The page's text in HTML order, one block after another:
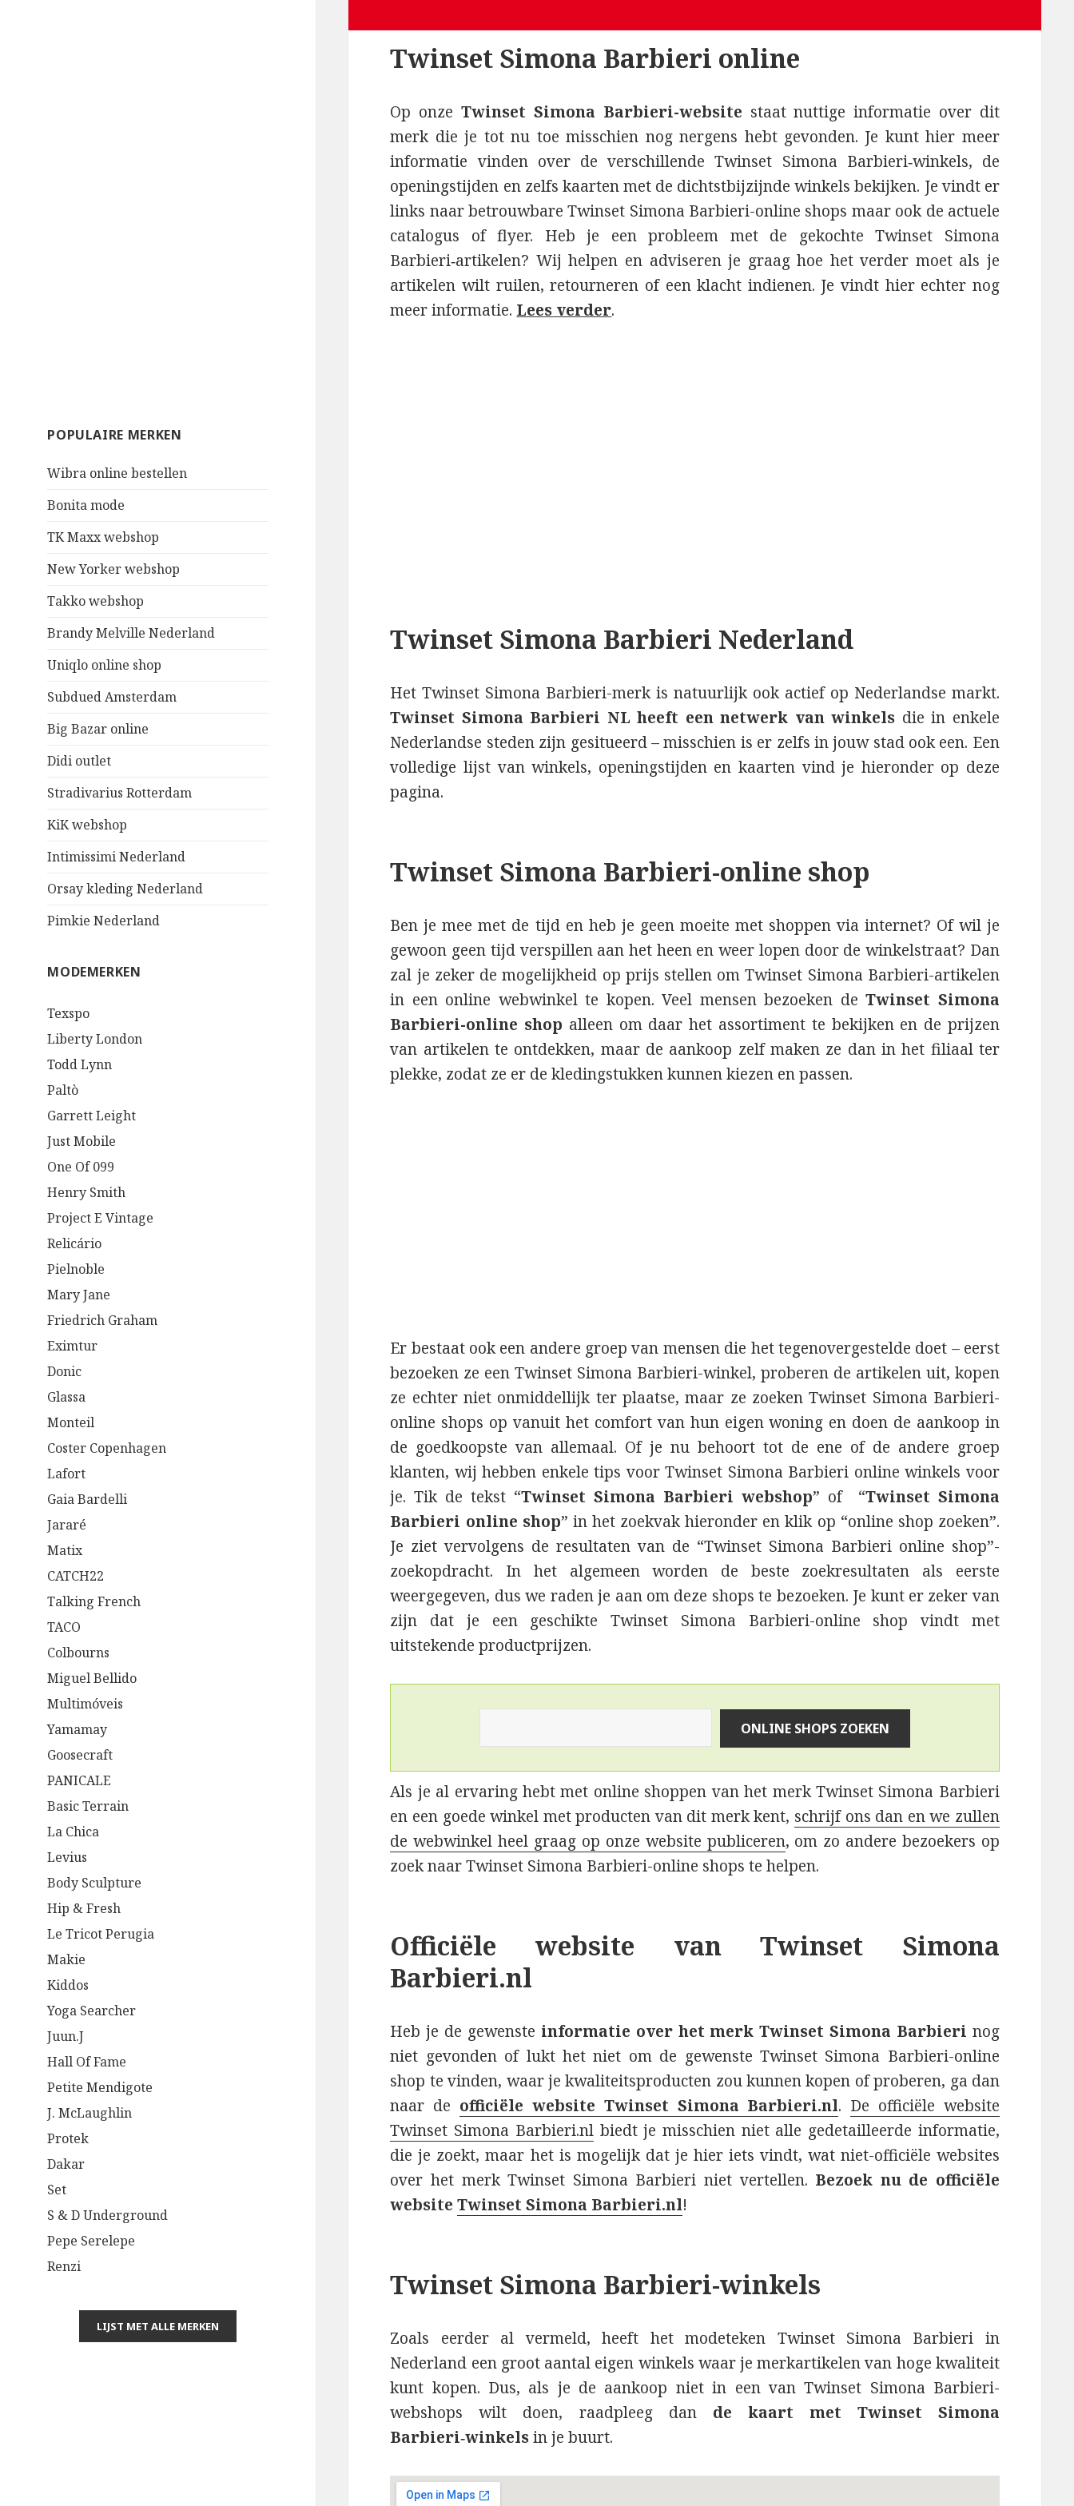
POPULAIRE MERKEN
Wibra online bestellen
Bonita mode
TK Maxx webshop
New Yorker webshop
Takko webshop
Brandy Melville Nederland
Uniqlo online shop
Subdued Amsterdam
Big Bazar online
Didi outlet
Stradivarius Rotterdam
KiK webshop
Intimissimi Nederland
Orsay kleding Nederland
Pimkie Nederland
MODEMERKEN
Texspo
Liberty London
Todd Lynn
Paltò
Garrett Leight
Just Mobile
One Of 099
Henry Smith
Project E Vintage
Relicário
Pielnoble
Mary Jane
Friedrich Graham
Eximtur
Donic
Glassa
Monteil
Coster Copenhagen
Lafort
Gaia Bardelli
Jararé
Matix
CATCH22
Talking French
TACO
Colbourns
Miguel Bellido
Multimóveis
Yamamay
Goosecraft
PANICALE
Basic Terrain
La Chica
Levius
Body Sculpture
Hip & Fresh
Le Tricot Perugia
Makie
Kiddos
Yoga Searcher
Juun.J
Hall Of Fame
Petite Mendigote
J. McLaughlin
Protek
Dakar
Set
S & D Underground
Pepe Serelepe
Renzi
Twinset Simona Barbieri online
Op onzeTwinset Simona Barbieri-website staat nuttige informatie over dit
merk die je tot nu toe misschien nog nergens hebt gevonden. Je kunt hier meer
informatie vinden over de verschillende Twinset Simona Barbieri‑winkels, de
openingstijden en zelfs kaarten met de dichtstbijzijnde winkels bekijken. Je vindt er
links naar betrouwbare Twinset Simona Barbieri-online shops maar ook de actuele
catalogus of flyer. Heb je een probleem met de gekochte Twinset Simona
Barbieri‑artikelen? Wij helpen en adviseren je graag hoe het verder moet als je
artikelen wilt ruilen, retourneren of een klacht indienen. Je vindt hier echter nog
meer informatie. Lees verder.
Twinset Simona Barbieri Nederland
Het Twinset Simona Barbieri-merk is natuurlijk ook actief op Nederlandse markt.
Twinset Simona Barbieri NL heeft een netwerk van winkels die in enkele
Nederlandse steden zijn gesitueerd – misschien is er zelfs in jouw stad ook een. Een
volledige lijst van winkels, openingstijden en kaarten vind je hieronder op deze
pagina.
Twinset Simona Barbieri-online shop
Ben je mee met de tijd en heb je geen moeite met shoppen via internet? Of wil je
gewoon geen tijd verspillen aan het heen en weer lopen door de winkelstraat? Dan
zal je zeker de mogelijkheid op prijs stellen om Twinset Simona Barbieri-artikelen
in een online webwinkel te kopen. Veel mensen bezoeken deTwinset Simona
Barbieri-online shop alleen om daar het assortiment te bekijken en de prijzen
van artikelen te ontdekken, maar de aankoop zelf maken ze dan in het filiaal ter
plekke, zodat ze er de kledingstukken kunnen kiezen en passen.
Er bestaat ook een andere groep van mensen die het tegenovergestelde doet – eerst
bezoeken ze een Twinset Simona Barbieri-winkel, proberen de artikelen uit, kopen
ze echter niet onmiddellijk ter plaatse, maar ze zoeken Twinset Simona Barbieri-
online shops op vanuit het comfort van hun eigen woning en doen de aankoop in
de goedkoopste van allemaal. Of je nu behoort tot de ene of de andere groep
klanten, wij hebben enkele tips voor Twinset Simona Barbieri online winkels voor
je. Tik de tekst “Twinset Simona Barbieri webshop” of “Twinset Simona
Barbieri online shop” in het zoekvak hieronder en klik op “online shop zoeken”.
Je ziet vervolgens de resultaten van de “Twinset Simona Barbieri online shop”-
zoekopdracht. In het algemeen worden de beste zoekresultaten als eerste
weergegeven, dus we raden je aan om deze shops te bezoeken. Je kunt er zeker van
zijn dat je een geschikte Twinset Simona Barbieri-online shop vindt met
uitstekende productprijzen.
Als je al ervaring hebt met online shoppen van het merk Twinset Simona Barbieri
en een goede winkel met producten van dit merk kent, schrijf ons dan en we zullen
de webwinkel heel graag op onze website publiceren, om zo andere bezoekers op
zoek naar Twinset Simona Barbieri-online shops te helpen.
Officiële website van Twinset Simona
Barbieri.nl
Heb je de gewenste informatie over het merk Twinset Simona Barbieri nog
niet gevonden of lukt het niet om de gewenste Twinset Simona Barbieri-online
shop te vinden, waar je kwaliteitsproducten zou kunnen kopen of proberen, ga dan
naar de officiële website Twinset Simona Barbieri.nl. De officiële website
Twinset Simona Barbieri.nlbiedt je misschien niet alle gedetailleerde informatie,
die je zoekt, maar het is mogelijk dat je hier iets vindt, wat niet-officiële websites
over het merk Twinset Simona Barbieri niet vertellen. Bezoek nu de officiële
websiteTwinset Simona Barbieri.nl!
Twinset Simona Barbieri-winkels
Zoals eerder al vermeld, heeft het modeteken Twinset Simona Barbieri in
Nederland een groot aantal eigen winkels waar je merkartikelen van hoge kwaliteit
kunt kopen. Dus, als je de aankoop niet in een van Twinset Simona Barbieri-
webshops wilt doen, raadpleeg dan de kaart met Twinset Simona
Barbieri‑winkelsin je buurt.